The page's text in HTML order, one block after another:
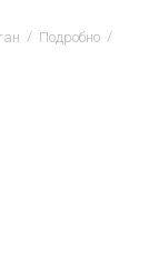
/ Подробно /